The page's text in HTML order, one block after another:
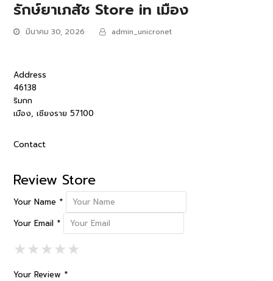
รักษ์ยาเภสัช Store in เมือง
มีนาคม 30, 2026 admin_unicronet
Address
46138
ริมกก
เมือง, เชียงราย 57100
Contact
Review Store
Your Name *
Your Email *
★1 Star
★★2 Stars
★★★3 Stars
★★★★4 Stars
★★★★★5 Stars
Your Review *